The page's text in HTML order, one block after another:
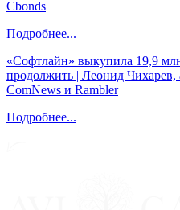
Cbonds
Подробнее...
«Софтлайн» выкупила 19,9
продолжить | Леонид
ComNews и Rambler
Подробнее...